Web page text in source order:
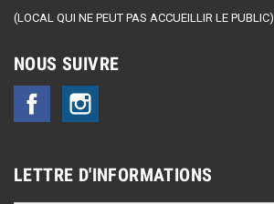
(LOCAL QUI NE PEUT PAS ACCUEILLIR LE PUBLIC)
NOUS SUIVRE
Facebook
LETTRE D'INFORMATIONS